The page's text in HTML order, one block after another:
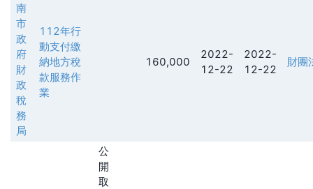
南
市
政
府
財
政
稅
務
局
112年行
動支付繳
納地方稅
款服務作
業
160,000
2022-
12-22
2022-
12-22
財團
公
開
取